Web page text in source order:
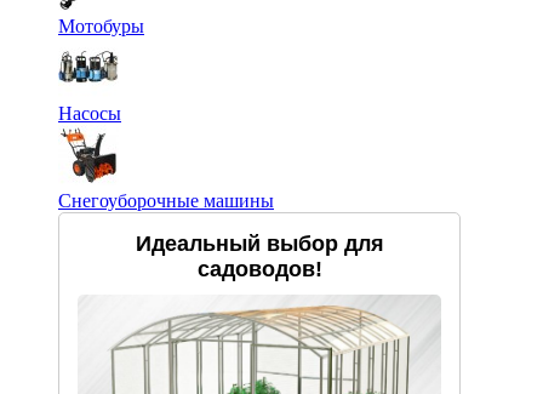
Мотобуры
Насосы
Снегоуборочные машины
Идеальный выбор для
садоводов!